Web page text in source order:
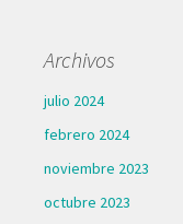
Archivos
julio 2024
febrero 2024
noviembre 2023
octubre 2023